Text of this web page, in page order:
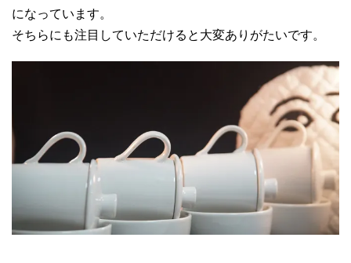
になっています。
そちらにも注目していただけると大変ありがたいです。